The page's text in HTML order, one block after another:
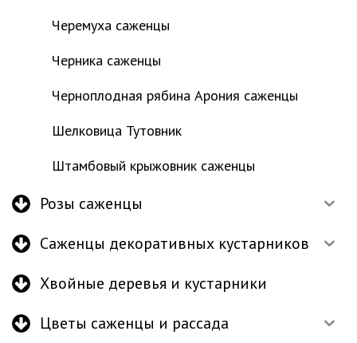
Черемуха саженцы
Черника саженцы
Черноплодная рябина Арония саженцы
Шелковица Тутовник
Штамбовый крыжовник саженцы
Розы саженцы
Саженцы декоративных кустарников
Хвойные деревья и кустарники
Цветы саженцы и рассада